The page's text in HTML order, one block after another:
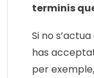
terminis
Si no
has
per exemple,